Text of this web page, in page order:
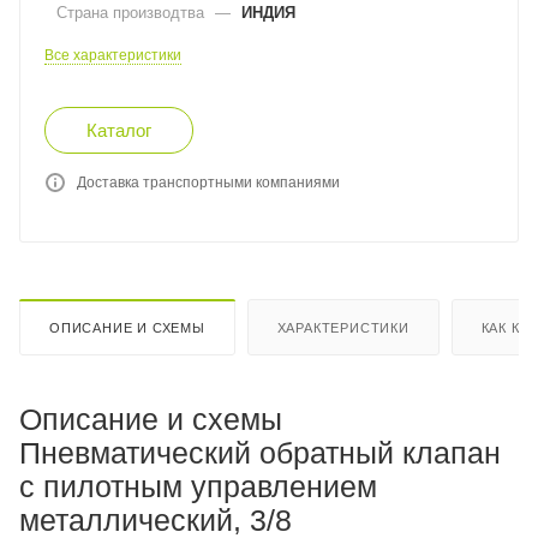
Страна производтва — ИНДИЯ
Все характеристики
Каталог
Доставка транспортными компаниями
ОПИСАНИЕ И СХЕМЫ ХАРАКТЕРИСТИКИ КАК
Описание и схемы
Пневматический обратный клапан
с пилотным управлением
металлический, 3/8